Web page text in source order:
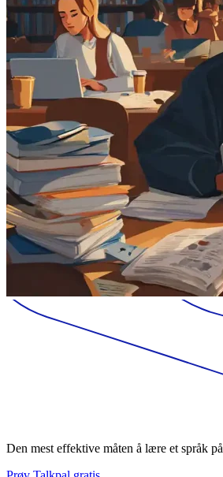
Den mest effektive måten å lære et språk på